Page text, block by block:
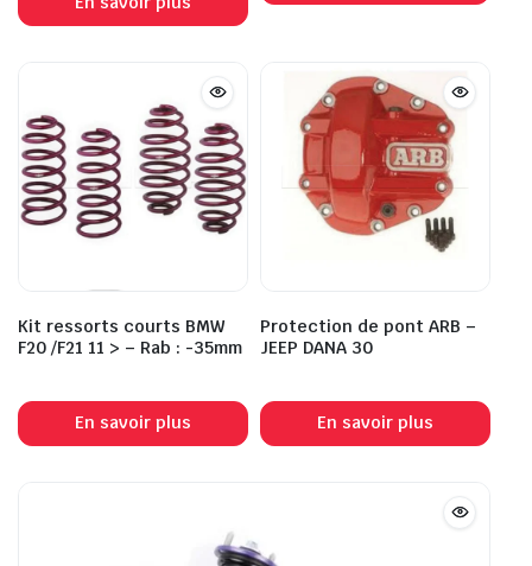
Kit ressorts courts BMW
F20 /F21 11 > – Rab : -35mm
En savoir plus
Protection de pont ARB –
JEEP DANA 30
En savoir plus